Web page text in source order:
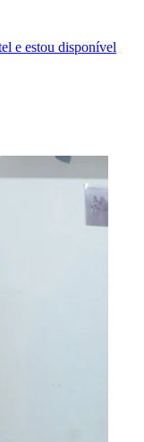
e estou disponível